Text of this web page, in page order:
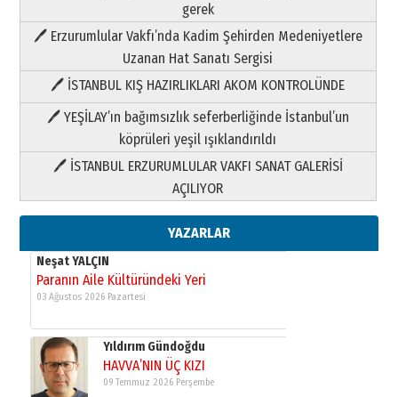
gerek
🖊 Erzurumlular Vakfı’nda Kadim Şehirden Medeniyetlere
Uzanan Hat Sanatı Sergisi
🖊 İSTANBUL KIŞ HAZIRLIKLARI AKOM KONTROLÜNDE
🖊 YEŞİLAY’ın bağımsızlık seferberliğinde İstanbul’un
köprüleri yeşil ışıklandırıldı
🖊 İSTANBUL ERZURUMLULAR VAKFI SANAT GALERİSİ
AÇILIYOR
YAZARLAR
Paranın Aile Kültüründeki Yeri
03 Ağustos 2026 Pazartesi
Yıldırım Gündoğdu
HAVVA’NIN ÜÇ KIZI
09 Temmuz 2026 Perşembe
Yusuf POLAT
Şampiyonluk Sebahattin Şirin’e
yazar
11 Mayıs 2026 Pazartesi
Neşat YALÇIN
Paranın Aile Kültüründeki Yeri
03 Ağustos 2026 Pazartesi
Yıldırım Gündoğdu
HAVVA’NIN ÜÇ KIZI
09 Temmuz 2026 Perşembe